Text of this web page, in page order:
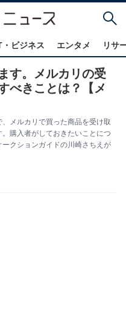
・ビジネス エンタメ リサ
す。メルカリの受
べきことは？【メ
メルカリで買った商品を受け取
購入者がしておきたいことにつ
クションガイドの川崎さちえが